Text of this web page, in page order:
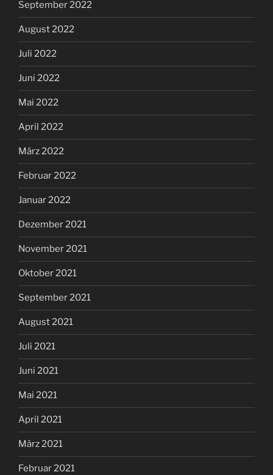
September 2022
August 2022
Juli 2022
Juni 2022
Mai 2022
April 2022
März 2022
Februar 2022
Januar 2022
Dezember 2021
November 2021
Oktober 2021
September 2021
August 2021
Juli 2021
Juni 2021
Mai 2021
April 2021
März 2021
Februar 2021